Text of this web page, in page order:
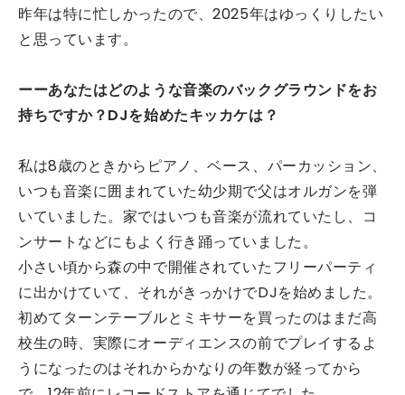
昨年は特に忙しかったので、2025年はゆっくりしたい
と思っています。
ーーあなたはどのような音楽のバックグラウンドをお
持ちですか？DJを始めたキッカケは？
私は8歳のときからピアノ、ベース、パーカッション、
いつも音楽に囲まれていた幼少期で父はオルガンを弾
いていました。家ではいつも音楽が流れていたし、コ
ンサートなどにもよく行き踊っていました。
小さい頃から森の中で開催されていたフリーパーティ
に出かけていて、それがきっかけでDJを始めました。
初めてターンテーブルとミキサーを買ったのはまだ高
校生の時、実際にオーディエンスの前でプレイするよ
うになったのはそれからかなりの年数が経ってから